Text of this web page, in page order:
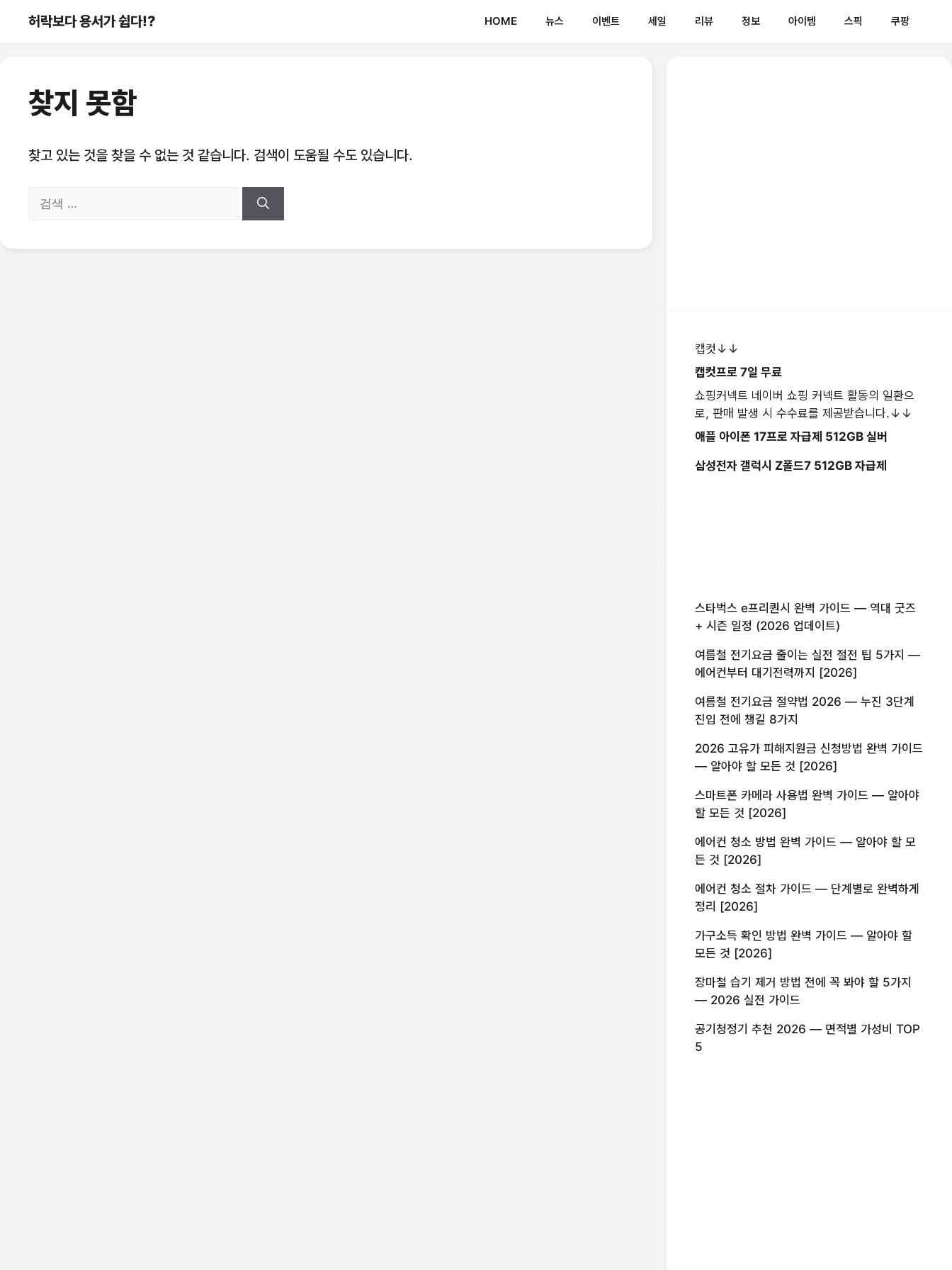
허락보다 용서가 쉽다!? HOME 뉴스 이벤트 세일 리뷰 정보 아이템 스픽 쿠팡
찾지 못함
찾고 있는 것을 찾을 수 없는 것 같습니다. 검색이 도움될 수도 있습니다.
캡컷↓↓
캡컷프로 7일 무료
쇼핑커넥트 네이버 쇼핑 커넥트 활동의 일환으
로, 판매 발생 시 수수료를 제공받습니다.↓↓
애플 아이폰 17프로 자급제 512GB 실버
삼성전자 갤럭시 Z폴드7 512GB 자급제
스타벅스 e프리퀀시 완벽 가이드 — 역대 굿즈
+ 시즌 일정 (2026 업데이트)
여름철 전기요금 줄이는 실전 절전 팁 5가지 —
에어컨부터 대기전력까지 [2026]
여름철 전기요금 절약법 2026 — 누진 3단계
진입 전에 챙길 8가지
2026 고유가 피해지원금 신청방법 완벽 가이드
— 알아야 할 모든 것 [2026]
스마트폰 카메라 사용법 완벽 가이드 — 알아야
할 모든 것 [2026]
에어컨 청소 방법 완벽 가이드 — 알아야 할 모
든 것 [2026]
에어컨 청소 절차 가이드 — 단계별로 완벽하게
정리 [2026]
가구소득 확인 방법 완벽 가이드 — 알아야 할
모든 것 [2026]
장마철 습기 제거 방법 전에 꼭 봐야 할 5가지
— 2026 실전 가이드
공기청정기 추천 2026 — 면적별 가성비 TOP
5